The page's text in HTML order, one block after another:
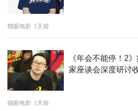
猫眼电影 1天前
《年会不能停！2
家座谈会深度研讨
猫眼电影 1天前